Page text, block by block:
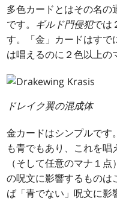
多色カードとはその名の
です。 ギルド門侵犯では
す。「金」カードはすで
は唱えるのに２色以上の
ドレイク翼の混成体
金カードはシンプルです
も青でもあり、これを
（そして任意のマナ１
の呪文に影響するものは
ば「青でない」呪文に影